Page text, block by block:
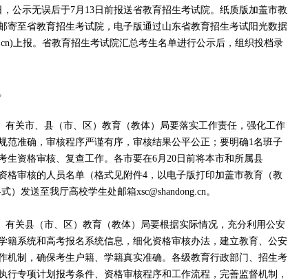
公示无误后于7月13日前报送省教育招生考试院。纸质版加盖市教
寄至省教育招生考试院，电子版通过山东省教育招生考试阳光数据
上报。省教育招生考试院汇总考生名单进行公示后，组织投档录
关市、县（市、区）教育（教体）局要落实工作责任，强化工作
范准确，审核程序严谨有序，审核结果公平公正；要明确1名班子
生资格审核、复查工作。各市要在6月20日前将本市和所属县
格审核的人员名单（格式见附件4，以电子版打印加盖市教育（教
）发送至我厅高校学生处邮箱xsc@shandong.cn。
关县（市、区）教育（教体）局要根据实际情况，充分利用公安
籍系统和高考报名系统信息，细化资格审核办法，建立教育、公安
机制，确保考生户籍、学籍真实准确。各级教育行政部门、招生考
行专项计划报考条件、资格审核程序和工作流程，完善监督机制，